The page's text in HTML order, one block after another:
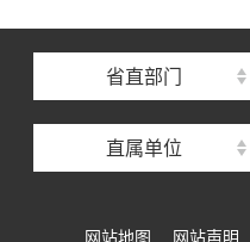
省直部门
直属单位
湖北省住房保障中心
湖北省建设工程质量安全监督总站
湖北省建设工程标准定额管理总站
网站地图 网站声明